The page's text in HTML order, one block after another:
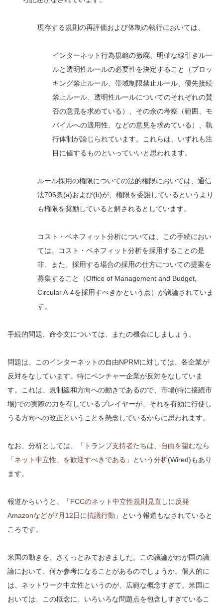
現存する規則の再評価および体制の執行においては、
インターネット行為規範の撤廃、明確な線引きルー
ルと透明性ルールの必要性を決定すること（ブロッ
キング禁止ルール、帯域制限禁止ルール、優先接続
禁止ルール、透明性ルールについてのそれぞれの賛
否の意見を求めている）、その余の考察（範囲、モ
バイルへの適用性、などの意見を求めている）、執
行体制が論じられています。これらは、いずれも注
目に値するものといっていいと思われます。
ルール採用の権限についての法的権限においては、通信
法706条(a)および(b)が、権限を委譲しているというより
も権限を奨励していると解されるとしています。
コスト・ベネフィット分析については、この手続におい
ては、コスト・ベネフィット分析を採用することの是
非、また、採用する場合の採用の仕方についての提案を
募集すること（Office of Management and Budget,
Circular A-4を採用すべきかという点）が議論されていま
す。
手続的問題、命令文については、またの機会にしましょう。
問題は、このインターネットの自由NPRMに対しては、各企業が
反対をなしています。特にベンチャー企業が反対をなしていま
す。これは、規制緩和方向への動きであるので、市場(特に接続市
場)での実際の力を有しているプレイヤーが、それを有効に行使し
うる方向への改正ということを懸念しているからに思われます。
なお、分析としては、
「トランプ支持者たちは、自由を望むなら
「ネット中立性」を歓迎すべきである」という分析(Wired)もあり
ます。
報道からいうと、「FCCのネット中立性規則見直しに反発
Amazonなどが7月12日に抗議行動 」という報道もなされていると
ころです。
米国の動きを、さくっとみておきました。この議論がわが国の議
論において、何か参考になることがあるのでしょうか。個人的に
は、ネットワーク中立性というのが、広範な概念すぎて、米国に
おいては、この概念に、いろいろな問題点を包含しすぎているこ